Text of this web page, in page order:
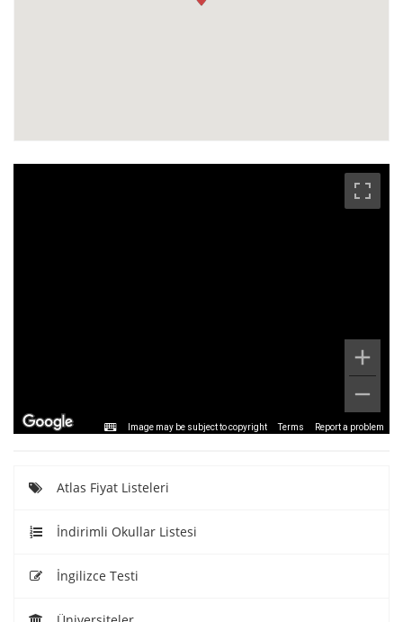
Image may be subject to copyright Terms Report a problem
Atlas Fiyat Listeleri
İndirimli Okullar Listesi
İngilizce Testi